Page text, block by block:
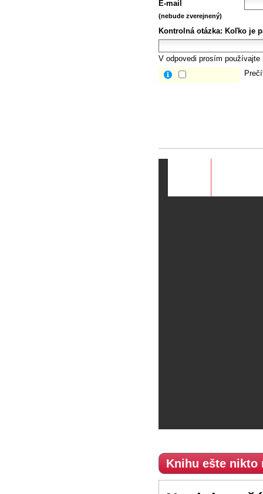
E-mail
(nebude zverejnený)
Kontrolná otázka: Koľko je
V odpovedi prosím
Knihu ešte nikto